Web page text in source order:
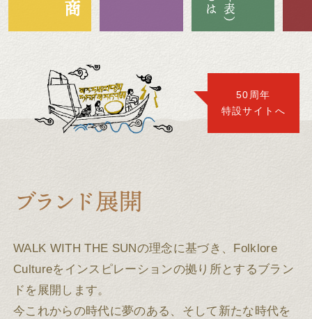
50周年
特設サイトへ
WALK WITH THE SUNの理念に基づき、Folklore
Cultureをインスピレーションの拠り所とするブラン
ドを展開します。
今これからの時代に夢のある、そして新たな時代を